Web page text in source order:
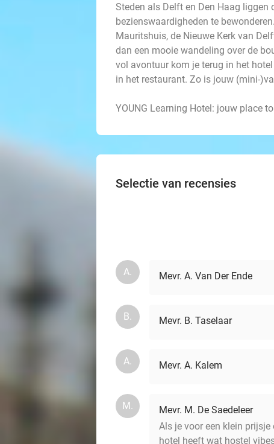
Steden als Delft en Den Haag
bezienswaardigheden te
Mauritshuis, de Nieuwe Kerk van
dan een mooie wandeling over de
vol avontuur kom je terug in het
in het restaurant. Zo is jouw (mini-
YOUNG Learning Hotel: jouw place
Selectie van recensies
A. Mevr. A. Van Der Ende
B. Mevr. B. Taselaar
A. Mevr. A. Kalem
M.
Mevr. M. De Saedeleer
Als je voor een klein
hotel heeft wat hostel